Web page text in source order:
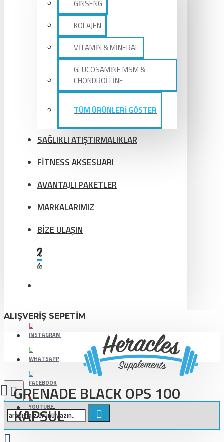
GİNSENG
KOLAJEN
VİTAMİN & MİNERAL
GLUCOSAMİNE MSM &
CHONDROİTİNE
TÜM ÜRÜNLERİ GÖSTER
SAĞLIKLI ATIŞTIRMALIKLAR
FİTNESS AKSESUARI
AVANTAJLI PAKETLER
MARKALARIMIZ
BİZE ULAŞIN
ALIŞVERIŞ SEPETIM
INSTAGRAM
WHATSAPP
FACEBOOK
YOUTUBE
GRENADE BLACK OPS 100
KAPSÜL